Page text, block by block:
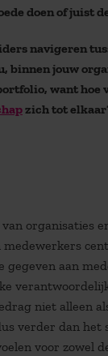
doen of juist
navigeren
jouw
want hoe
zich tot
organisaties
gegeven aan
niet alleen
verder dan
voor zowel